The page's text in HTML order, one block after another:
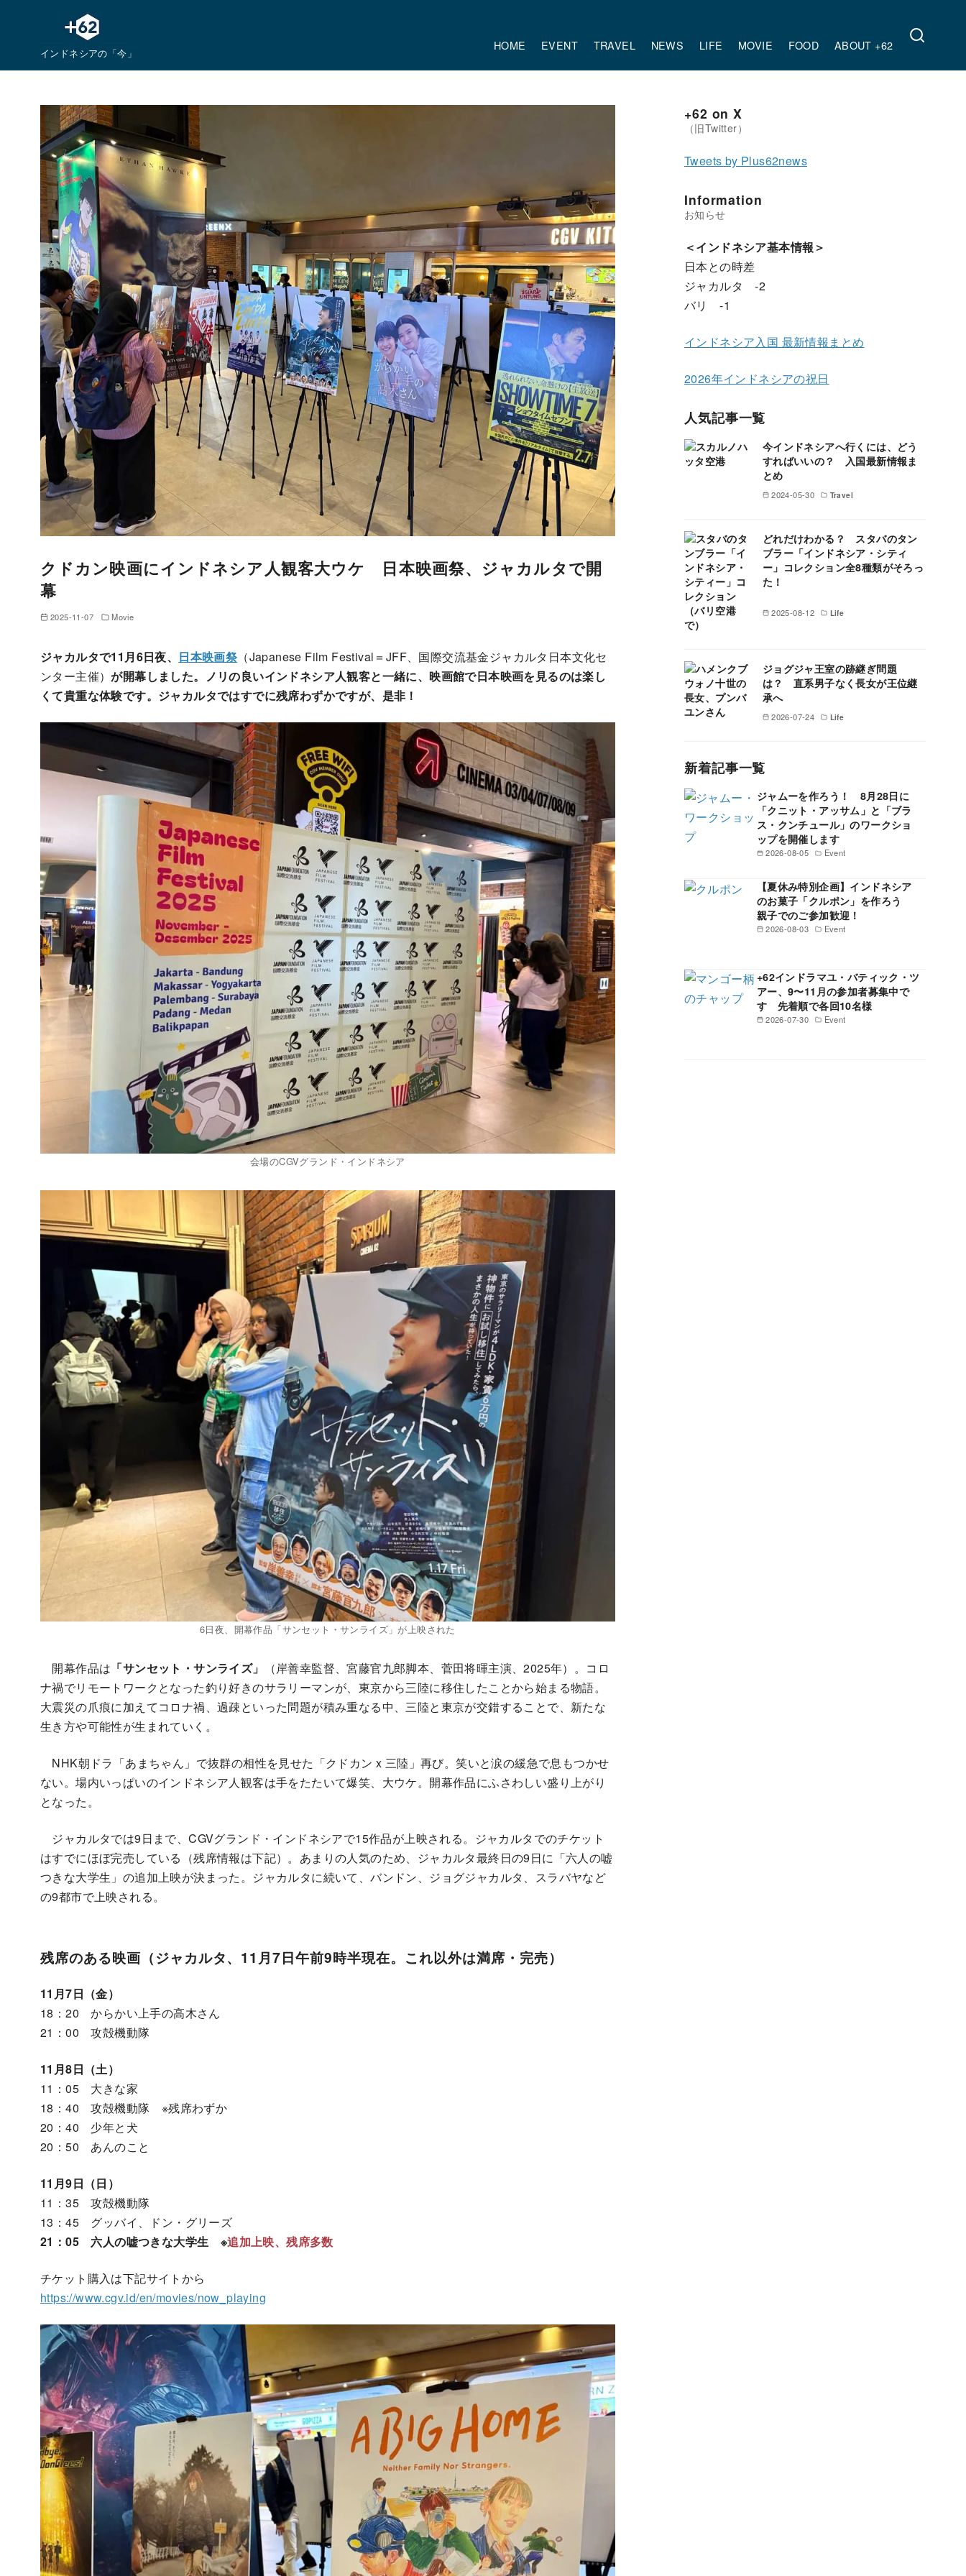
ン
インドネシアの「今」
HOME EVENT TRAVEL NEWS LIFE MOVIE FOOD ABOUT +62
クドカン映画にインドネシア人観客大ウケ 日本映画祭、ジャカルタで開
幕
2025-11-07 Movie
ジャカルタで11月6日夜、 日本映画祭 （Japanese Film Festival＝JFF、国際交流基金ジャカルタ日本文化セ
ンター主催）が開幕しました。ノリの良いインドネシア人観客と一緒に、映画館で日本映画を見るのは楽し
くて貴重な体験です。ジャカルタではすでに残席わずかですが、是非！
会場のCGVグランド・インドネシア
6日夜、開幕作品「サンセット・サンライズ」が上映された
開幕作品は 「サンセット・サンライズ」
（岸善幸監督、宮藤官九郎脚本、菅田将暉主演、2025年）。コロ
ナ禍でリモートワークとなった釣り好きのサラリーマンが、東京から三陸に移住したことから始まる物語。
大震災の爪痕に加えてコロナ禍、過疎といった問題が積み重なる中、三陸と東京が交錯することで、新たな
生き方や可能性が生まれていく。
NHK朝ドラ「あまちゃん」で抜群の相性を見せた「クドカン x 三陸」再び。笑いと涙の緩急で息もつかせ
ない。場内いっぱいのインドネシア人観客は手をたたいて爆笑、大ウケ。開幕作品にふさわしい盛り上がり
となった。
ジャカルタでは9日まで、CGVグランド・インドネシアで15作品が上映される。ジャカルタでのチケット
はすでにほぼ完売している（残席情報は下記）。あまりの人気のため、ジャカルタ最終日の9日に「六人の嘘
つきな大学生」の追加上映が決まった。ジャカルタに続いて、バンドン、ジョグジャカルタ、スラバヤなど
の9都市で上映される。
残席のある映画（ジャカルタ、11月7日午前9時半現在。これ以外は満席・完売）
11月7日（金）
18：20 からかい上手の高木さん
21：00 攻殻機動隊
11月8日（土）
11：05 大きな家
18：40 攻殻機動隊 ※残席わずか
20：40 少年と犬
20：50 あんのこと
11月9日（日）
11：35 攻殻機動隊
13：45 グッバイ、ドン・グリーズ
21：05 六人の嘘つきな大学生 ※追加上映、残席多数
チケット購入は下記サイトから
https://www.cgv.id/en/movies/now_playing
+62 on X
Tweets by Plus62news
Information
＜インドネシア基本情報＞
日本との時差
ジャカルタ -2
バリ -1
インドネシア入国 最新情報まとめ
2026年インドネシアの祝日
人気記事一覧
今インドネシアへ行くには、どう
すればいいの？ 入国最新情報ま
とめ
2024-05-30 Travel
どれだけわかる？ スタバのタン
ブラー「インドネシア・シティ
ー」コレクション全8種類がそろっ
た！
2025-08-12 Life
ジョグジャ王室の跡継ぎ問題
は？ 直系男子なく長女が王位継
承へ
2026-07-24 Life
新着記事一覧
2026-08-05 Event
ジャムーを作ろう！ 8月28日に
「クニット・アッサム」と「ブラ
ス・クンチュール」のワークショ
ップを開催します
2026-08-03 Event
【夏休み特別企画】インドネシア
のお菓子「クルポン」を作ろう
親子でのご参加歓迎！
2026-07-30 Event
+62インドラマユ・バティック・ツ
アー、9〜11月の参加者募集中で
す 先着順で各回10名様